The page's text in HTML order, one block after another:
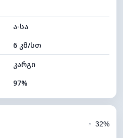
0 (ბნელი)
7120 მ
ა-სა
6 კმ/სთ
კარგი
97%
◔ 32%